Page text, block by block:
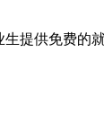
供免费的